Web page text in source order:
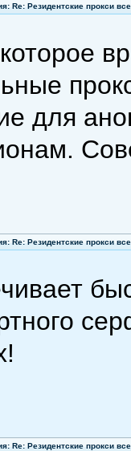
Re: Резидентские прокси
для
Re: Резидентские прокси
Re: Резидентские прокси